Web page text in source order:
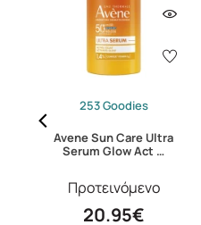
253 Goodies
Avene Sun Care Ultra
Serum Glow Act …
Προτεινόμενο
20.95€